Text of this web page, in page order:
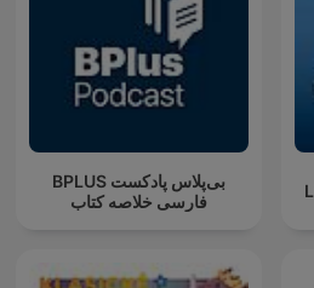
‌BPLUS بی‌پلاس پادکست
فارسی خلاصه کتاب